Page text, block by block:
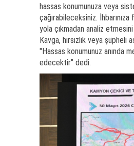
hassas konumunuza veya
çağırabileceksiniz.
yola çıkmadan analiz
Kavga, hırsızlık veya
"Hassas konumunuz anında
edecektir" dedi.